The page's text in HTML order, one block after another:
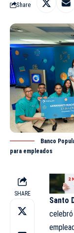
Share
Banco
para empleados
SHARE
Santo
celebró